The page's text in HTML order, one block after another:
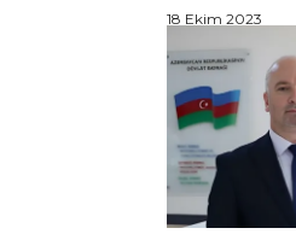
18 Ekim 2023